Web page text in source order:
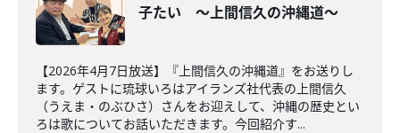
子たい ～上間信久の沖縄道～
【2026年4月7日放送】『上間信久の沖縄道』をお送りし
ます。ゲストに琉球いろはアイランズ社代表の上間信久
（うえま・のぶひさ）さんをお迎えして、沖縄の歴史とい
ろは歌についてお話いただきます。今回紹介す...